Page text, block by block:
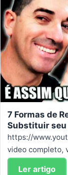
7 Formas de
Substituir seu
https://
video completo,
Ler artigo